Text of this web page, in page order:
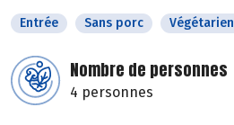
Entrée Sans porc Végétarien
Nombre de personnes
4 personnes